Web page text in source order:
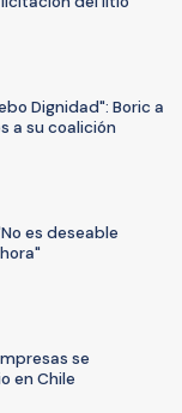
Dignidad": Boric a
a su coalición
es deseable
se
en Chile